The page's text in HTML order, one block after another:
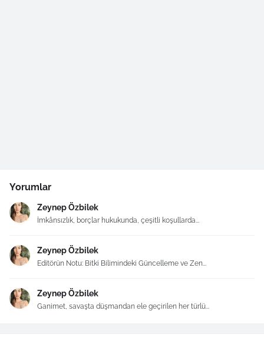
Yorumlar
Zeynep Özbilek
İmkânsızlık, borçlar hukukunda, çeşitli koşullarda...
Zeynep Özbilek
Editörün Notu: Bitki Bilimindeki Güncelleme ve Zen...
Zeynep Özbilek
Ganimet, savaşta düşmandan ele geçirilen her türlü...